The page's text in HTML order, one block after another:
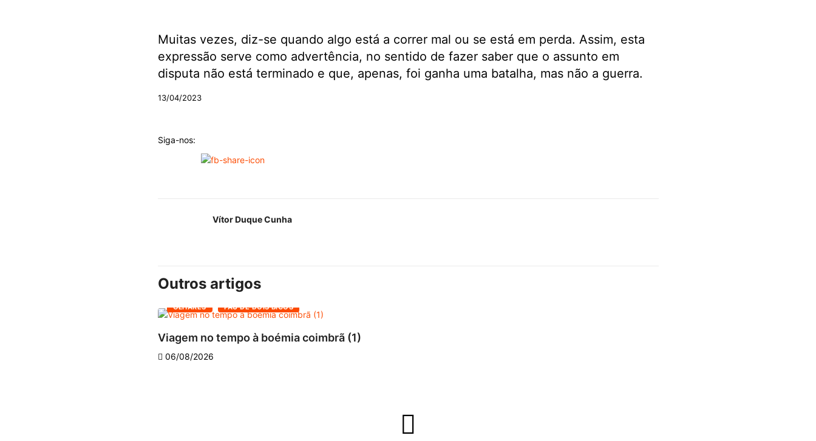
Muitas vezes, diz-se quando algo está a correr mal ou se está em perda. Assim, esta
expressão serve como advertência, no sentido de fazer saber que o assunto em
disputa não está terminado e que, apenas, foi ganha uma batalha, mas não a guerra.
13/04/2023
Siga-nos:
Vítor Duque Cunha
Outros artigos
OLHARES PAU DE DOIS BICOS
Viagem no tempo à boémia coimbrã (1)
06/08/2026